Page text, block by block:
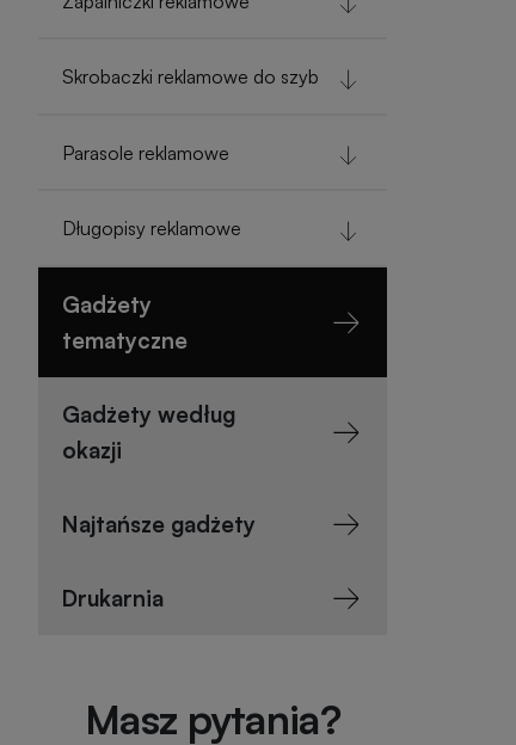
Skrobaczki reklamowe do szyb
Parasole reklamowe
Długopisy reklamowe
Gadżety
tematyczne
Gadżety według
okazji
Najtańsze gadżety
Drukarnia
Masz pytania?